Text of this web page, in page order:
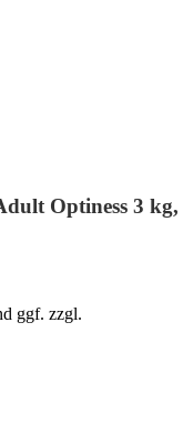
Optiness 3 kg,
ggf. zzgl.